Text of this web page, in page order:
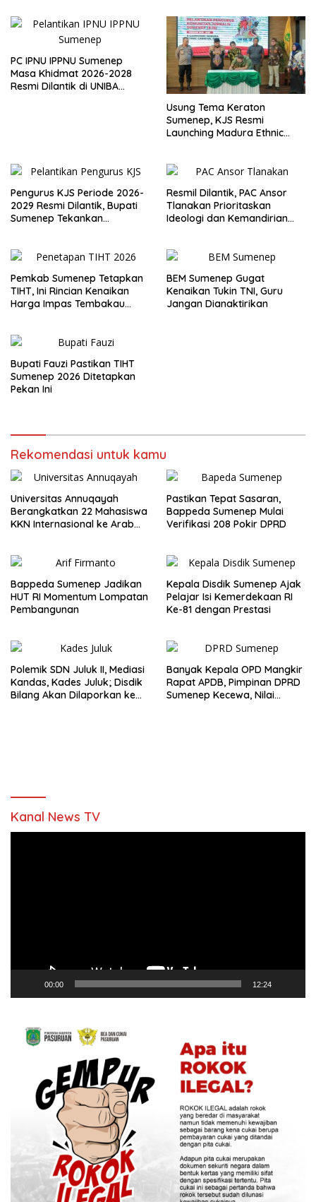
PC IPNU IPPNU Sumenep
Masa Khidmat 2026-2028
Resmi Dilantik di UNIBA
Usung Tema Keraton
Sumenep, KJS Resmi
Launching Madura Ethnic
Pengurus KJS Periode 2026-
2029 Resmi Dilantik, Bupati
Sumenep Tekankan
Resmil Dilantik, PAC Ansor
Tlanakan Prioritaskan
Ideologi dan Kemandirian
Pemkab Sumenep Tetapkan
TIHT, Ini Rincian Kenaikan
Harga Impas Tembakau
BEM Sumenep Gugat
Kenaikan Tukin TNI, Guru
Jangan Dianaktirikan
Bupati Fauzi Pastikan TIHT
Sumenep 2026 Ditetapkan
Pekan Ini
Rekomendasi untuk kamu
Universitas Annuqayah
Berangkatkan 22 Mahasiswa
KKN Internasional ke Arab
Pastikan Tepat Sasaran,
Bappeda Sumenep Mulai
Verifikasi 208 Pokir DPRD
Bappeda Sumenep Jadikan
HUT RI Momentum Lompatan
Pembangunan
Kepala Disdik Sumenep Ajak
Pelajar Isi Kemerdekaan RI
Ke-81 dengan Prestasi
Polemik SDN Juluk II, Mediasi
Kandas, Kades Juluk; Disdik
Bilang Akan Dilaporkan ke
Banyak Kepala OPD Mangkir
Rapat APDB, Pimpinan DPRD
Sumenep Kecewa, Nilai
Kanal News TV
00:00 12:24